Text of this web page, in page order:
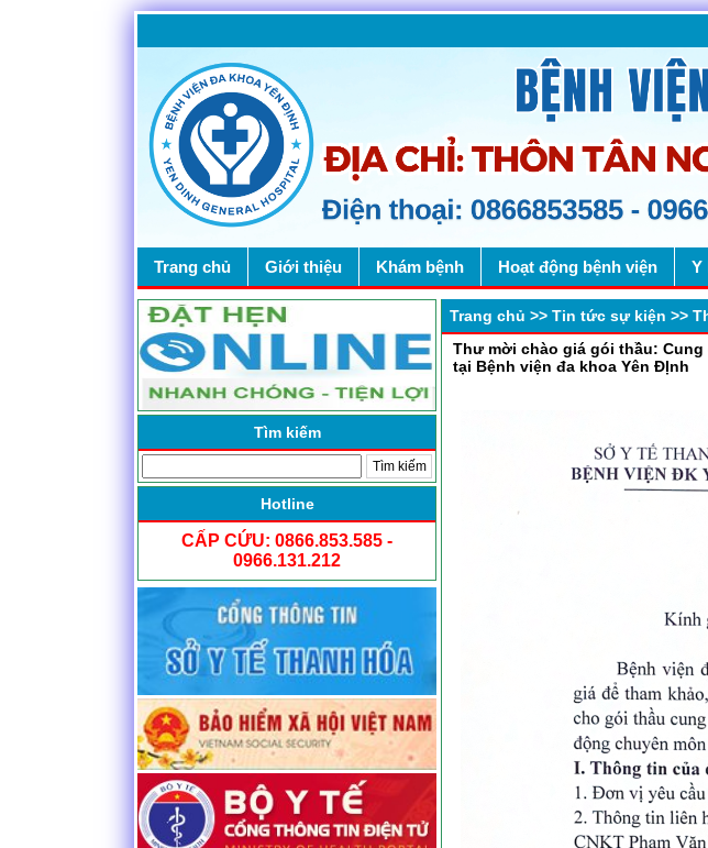
Trang chủ Giới thiệu Khám bệnh Hoạt động bệnh viện Y
Tìm kiếm
Hotline
CẤP CỨU: 0866.853.585 -
0966.131.212
NGƯỜI ĐĂNG KÝ THỰC
HÀNH KHÁM CHỮA BỆNH
TỪ1.8
ĐỒNG HÀNH CÙNG CÁC
Trang chủ >> Tin tức sự kiện >>
Thư mời chào giá gói thầu:
tại Bệnh viện đa khoa Yên ĐỊnh